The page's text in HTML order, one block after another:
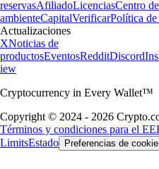
reservasAfiliadoLicenciasCentro
ambienteCapitalVerificarPolítica de
Actualizaciones
XNoticias de
productosEventosRedditDiscord
iew
Cryptocurrency in Every Wallet™
Copyright © 2024 - 2026
Términos y condiciones para el
LimitsEstado Preferencias de